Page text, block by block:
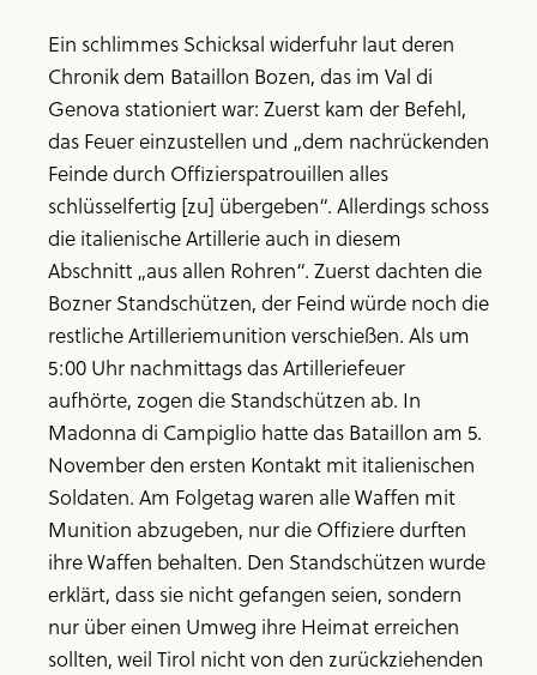
Ein schlimmes Schicksal widerfuhr laut deren
Chronik dem Bataillon Bozen, das im Val di
Genova stationiert war: Zuerst kam der Befehl,
das Feuer einzustellen und „dem nachrückenden
Feinde durch Offizierspatrouillen alles
schlüsselfertig [zu] übergeben“. Allerdings schoss
die italienische Artillerie auch in diesem
Abschnitt „aus allen Rohren“. Zuerst dachten die
Bozner Standschützen, der Feind würde noch die
restliche Artilleriemunition verschießen. Als um
5:00 Uhr nachmittags das Artilleriefeuer
aufhörte, zogen die Standschützen ab. In
Madonna di Campiglio hatte das Bataillon am 5.
November den ersten Kontakt mit italienischen
Soldaten. Am Folgetag waren alle Waffen mit
Munition abzugeben, nur die Offiziere durften
ihre Waffen behalten. Den Standschützen wurde
erklärt, dass sie nicht gefangen seien, sondern
nur über einen Umweg ihre Heimat erreichen
sollten, weil Tirol nicht von den zurückziehenden